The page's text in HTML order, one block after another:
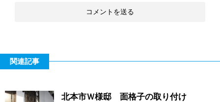
関連記事
北本市Ｗ様邸 面格子の取り付け